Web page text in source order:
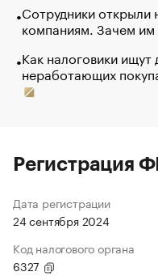
Сотрудники открыли
компаниям. Зачем им
Как налоговики ищут
неработающих
Регистрация
Дата регистрации
24 сентября 2024
Код налогового органа
6327